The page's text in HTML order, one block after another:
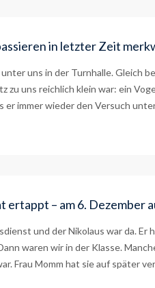
in letzter Zeit
uns in der Turnhalle. Gleich
zu uns reichlich klein war: ein
er immer wieder den Versuch
ertappt – am 6. Dezember
und der Nikolaus war da. Er
waren wir in der Klasse.
Frau Momm hat sie auf später